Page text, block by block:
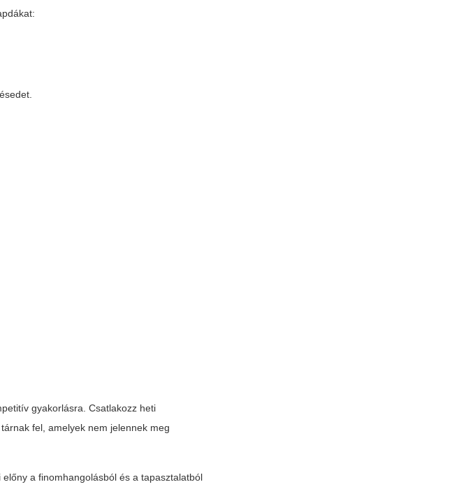
gyakorlásra. Csatlakozz heti
fel, amelyek nem jelennek meg
a finomhangolásból és a tapasztalatból